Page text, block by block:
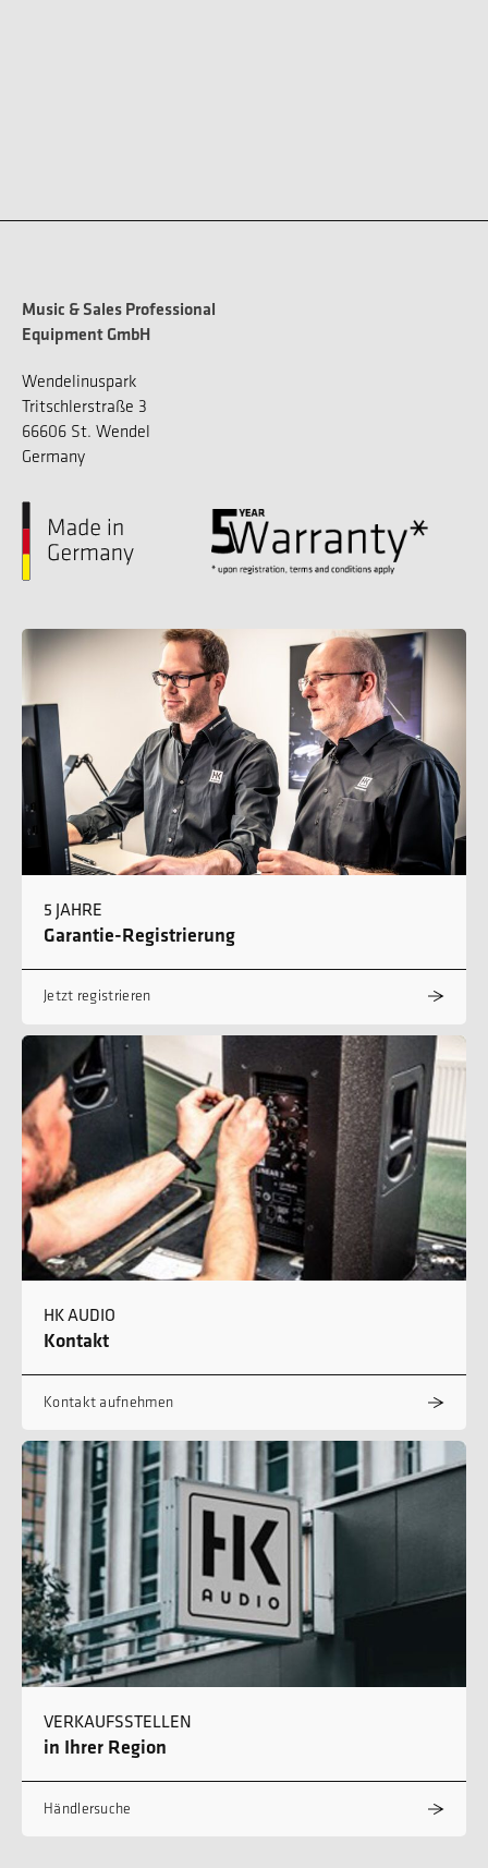
Music & Sales Professional
Equipment GmbH
Wendelinuspark
Tritschlerstraße 3
66606 St. Wendel
Germany
5 JAHRE
Garantie-Registrierung
Jetzt registrieren
HK AUDIO
Kontakt
Kontakt aufnehmen
VERKAUFSSTELLEN
in Ihrer Region
Händlersuche